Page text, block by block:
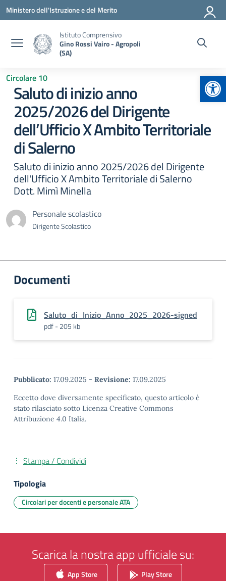
Vai ai contenuti
Vai al menu di navigazione
Vai al footer
Ministero dell'Istruzione e del Merito
Istituto Comprensivo
Gino Rossi Vairo - Agropoli
(SA)
Circolare 10
Saluto di inizio anno
2025/2026 del Dirigente
dell’Ufficio X Ambito Territoriale
di Salerno
Saluto di inizio anno 2025/2026 del Dirigente
dell'Ufficio X Ambito Territoriale di Salerno
Dott. Mimì Minella
Personale scolastico
Dirigente Scolastico
Documenti
Saluto_di_Inizio_Anno_2025_2026-signed
pdf - 205 kb
Pubblicato: 17.09.2025 - Revisione: 17.09.2025
Eccetto dove diversamente specificato, questo articolo è
stato rilasciato sotto Licenza Creative Commons
Attribuzione 4.0 Italia.
Stampa / Condividi
Tipologia
Circolari per docenti e personale ATA
Scarica la nostra app ufficiale su:
App Store Play Store